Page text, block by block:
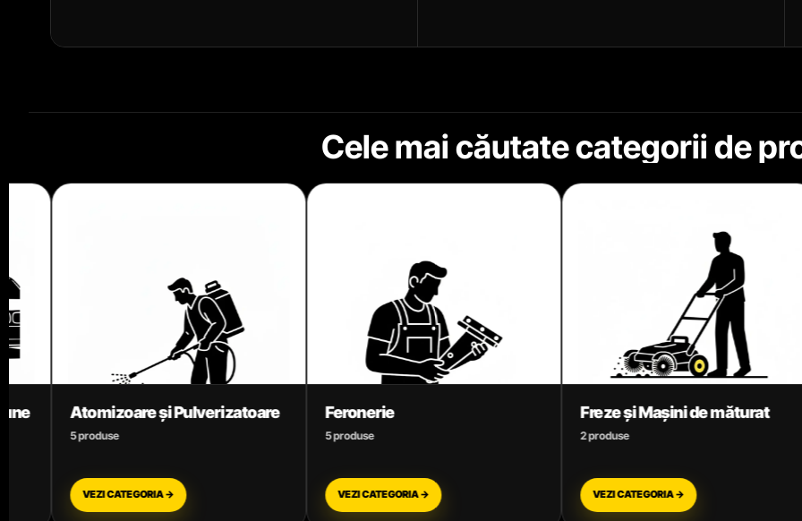
Cele mai căutate categorii de
Feronerie
VEZI CATEGORIA →
Freze și Mașini de măturat
VEZI CATEGORIA →
Garduri electrice
VEZI CATEGORIA →